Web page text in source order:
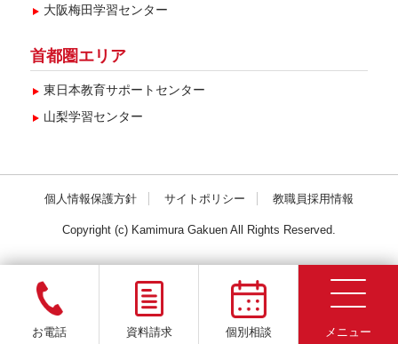
大阪梅田学習センター
首都圏エリア
東日本教育サポートセンター
山梨学習センター
個人情報保護方針 サイトポリシー 教職員採用情報
Copyright (c) Kamimura Gakuen All Rights Reserved.
お電話 資料請求 個別相談 メニュー